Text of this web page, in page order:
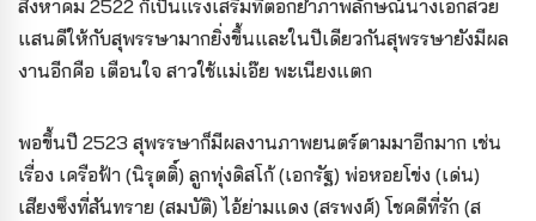
สิงหาคม 2522 ก็เป็นแรงเสริมที่ตอกย้ำภาพลักษณ์นางเอกสวย
แสนดีให้กับสุพรรษามากยิ่งขึ้นและในปีเดียวกันสุพรรษายังมีผล
งานอีกคือ เตือนใจ สาวใช้แม่เอ๊ย พะเนียงแตก
พอขึ้นปี 2523 สุพรรษาก็มีผลงานภาพยนตร์ตามมาอีกมาก เช่น
เรื่อง เครือฟ้า (นิรุตติ์) ลูกทุ่งดิสโก้ (เอกรัฐ) พ่อหอยโข่ง (เด่น)
เสียงซึงที่สันทราย (สมบัติ) ไอ้ย่ามแดง (สรพงศ์) โชคดีที่รัก (ส